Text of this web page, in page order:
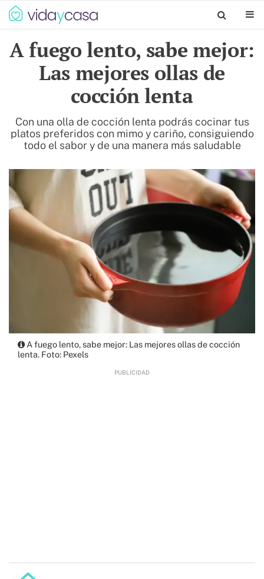
A fuego lento, sabe mejor:
Las mejores ollas de
cocción lenta
Con una olla de cocción lenta podrás cocinar tus
platos preferidos con mimo y cariño, consiguiendo
todo el sabor y de una manera más saludable
A fuego lento, sabe mejor: Las mejores ollas de cocción
lenta. Foto: Pexels